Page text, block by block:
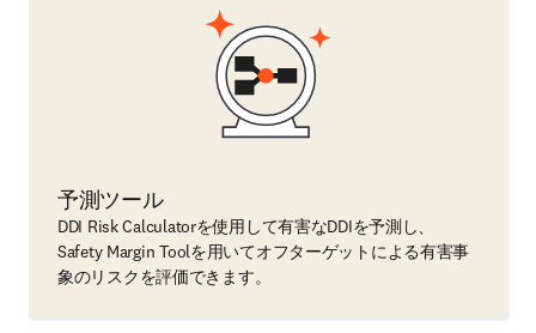
予測ツール
DDI Risk Calculatorを使用して有害なDDIを予測し、
Safety Margin Toolを用いてオフターゲットによる有害事
象のリスクを評価できます。